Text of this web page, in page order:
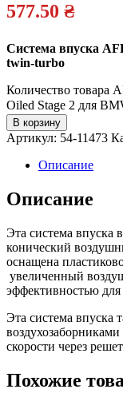
577.50 ₴
Система впуска
twin-turbo
Количество товара
Oiled Stage 2 для
В корзину
Артикул: 54-11473
Описание
Описание
Эта система впуска
конический
оснащена
увеличенный
эффективностью
Эта система впуска
скорости через
Похожие